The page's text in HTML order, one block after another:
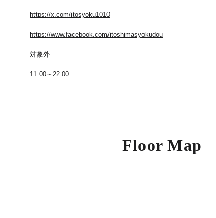
https://x.com/itosyoku1010
https://www.facebook.com/itoshimasyokudou
対象外
11:00～22:00
Floor Map